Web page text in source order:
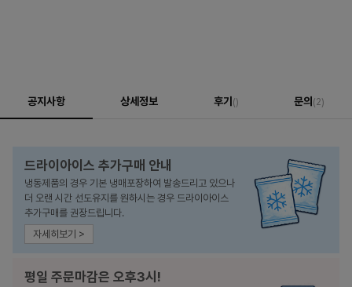
공지사항 상세정보 후기 () 문의 (2)
드라이아이스 추가구매 안내
냉동제품의 경우 기본 냉매포장하여 발송드리고 있으나
더 오랜 시간 선도유지를 원하시는 경우 드라이아이스
추가구매를 권장드립니다.
자세히보기 >
평일 주문마감은 오후3시!